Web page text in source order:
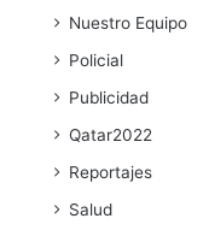
Nuestro Equipo
Policial
Publicidad
Qatar2022
Reportajes
Salud